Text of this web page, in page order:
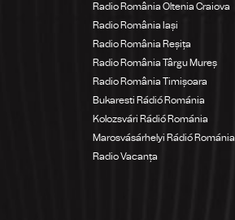
Radio România Oltenia Craiova
Radio România Iași
Radio România Reșița
Radio România Târgu Mureș
Radio România Timișoara
Bukaresti Rádió Románia
Kolozsvári Rádió Románia
Marosvásárhelyi Rádió Románia
Radio Vacanța